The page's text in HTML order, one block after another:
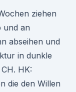
ziehen
und an
abseihen und
in dunkle
HK:
die den Willen